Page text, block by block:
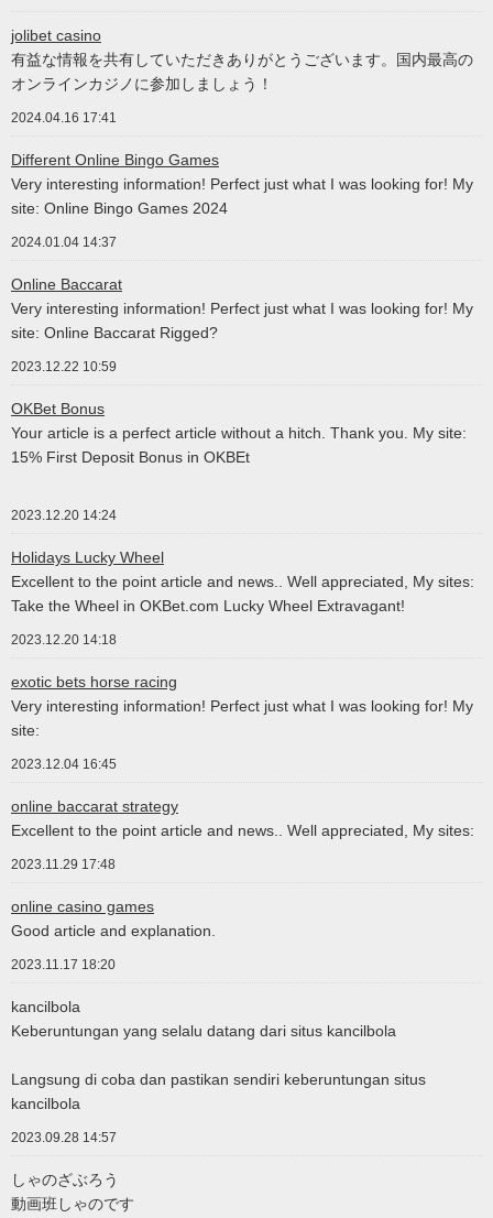
jolibet casino
有益な情報を共有していただきありがとうございます。国内最高の
オンラインカジノに参加しましょう！
2024.04.16 17:41
Different Online Bingo Games
Very interesting information! Perfect just what I was looking for! My
site: Online Bingo Games 2024
2024.01.04 14:37
Online Baccarat
Very interesting information! Perfect just what I was looking for! My
site: Online Baccarat Rigged?
2023.12.22 10:59
OKBet Bonus
Your article is a perfect article without a hitch. Thank you. My site:
15% First Deposit Bonus in OKBEt
2023.12.20 14:24
Holidays Lucky Wheel
Excellent to the point article and news.. Well appreciated, My sites:
Take the Wheel in OKBet.com Lucky Wheel Extravagant!
2023.12.20 14:18
exotic bets horse racing
Very interesting information! Perfect just what I was looking for! My
site:
2023.12.04 16:45
online baccarat strategy
Excellent to the point article and news.. Well appreciated, My sites:
2023.11.29 17:48
online casino games
Good article and explanation.
2023.11.17 18:20
kancilbola
Keberuntungan yang selalu datang dari situs kancilbola
Langsung di coba dan pastikan sendiri keberuntungan situs
kancilbola
2023.09.28 14:57
しゃのざぶろう
動画班しゃのです